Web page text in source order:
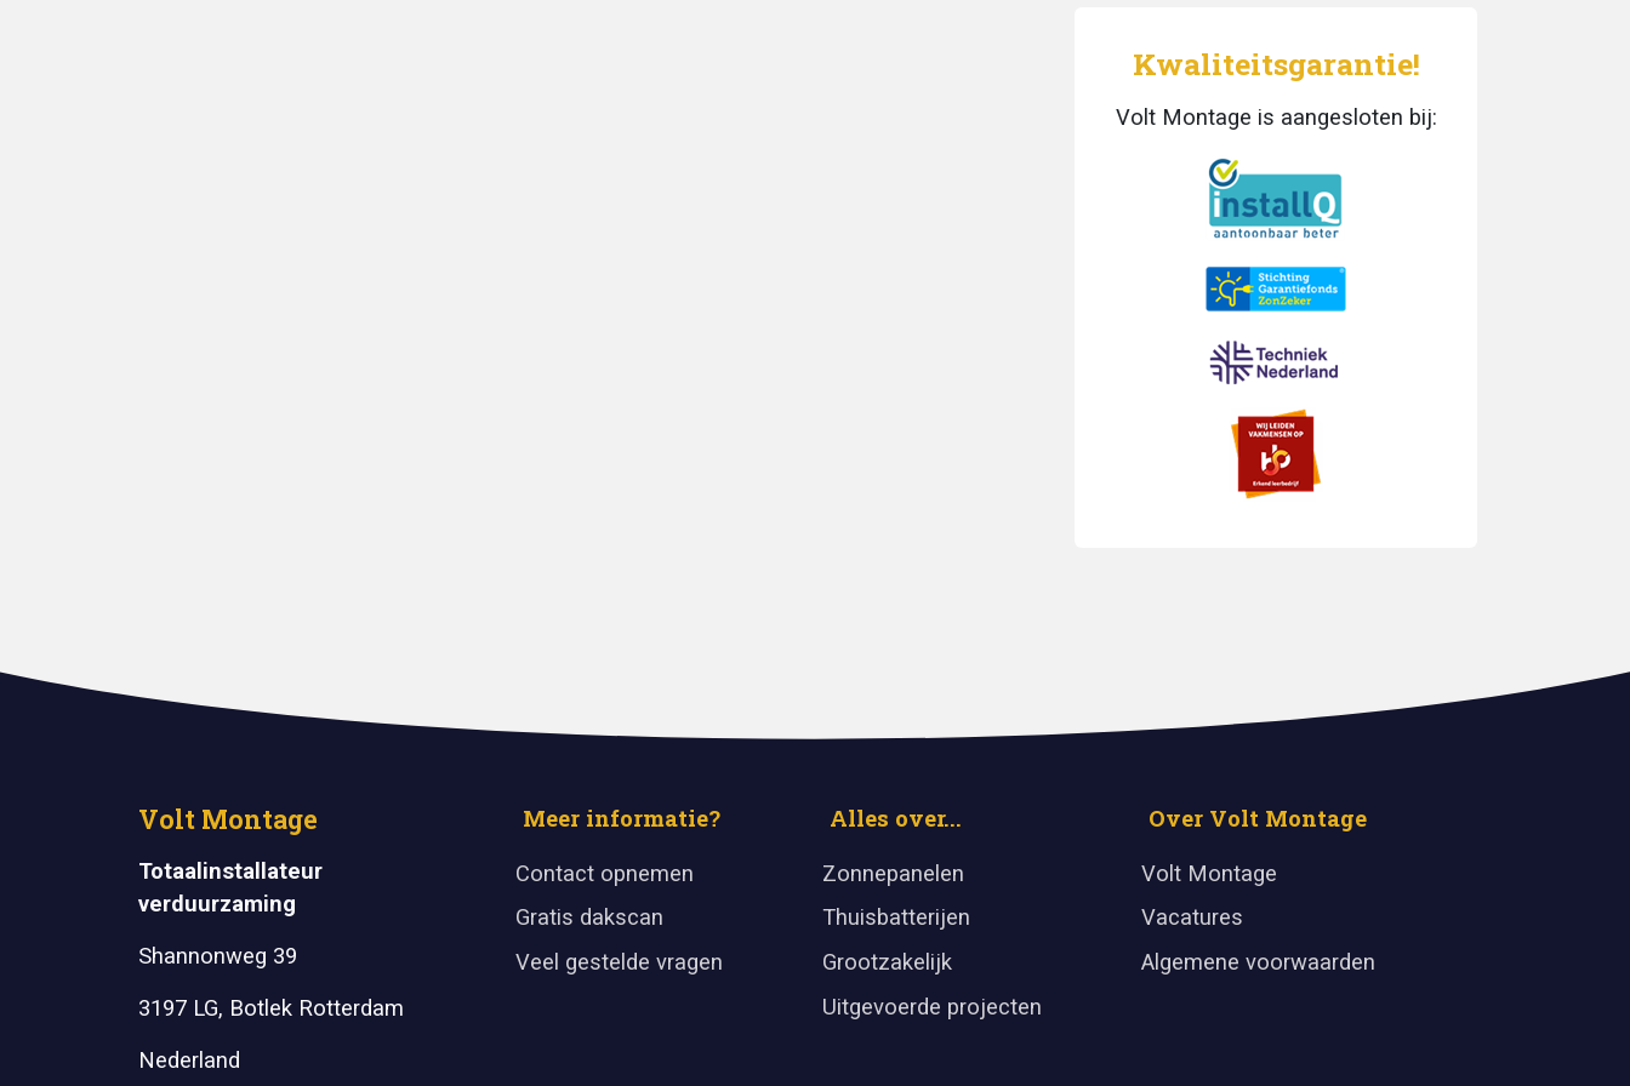
Kwaliteitsgarantie!
Volt Montage is aangesloten bij:
Volt Montage
Totaalinstallateur
verduurzaming
Shannonweg 39
3197 LG, Botlek Rotterdam
Nederland
Meer informatie?
Contact opnemen
Gratis dakscan
Veel gestelde vragen
Alles over...
Zonnepanelen
Thuisbatterijen
Grootzakelijk
Uitgevoerde projecten
Over Volt Montage
Volt Montage
Vacatures
Algemene voorwaarden